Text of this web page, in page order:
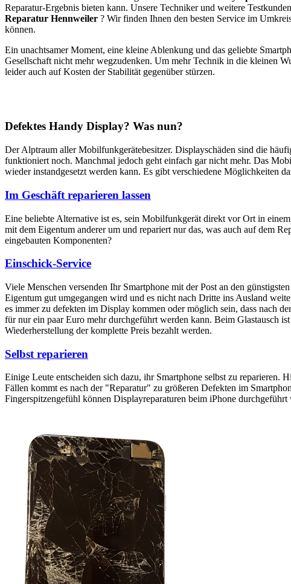
Reparatur-Ergebnis bieten kann. Unsere Techniker und weitere
Reparatur Hennweiler ? Wir finden Ihnen den besten Service im
können.
Ein unachtsamer Moment, eine kleine Ablenkung und das geliebte
Gesellschaft nicht mehr wegzudenken. Um mehr Technik in die kleinen
leider auch auf Kosten der Stabilität gegenüber stürzen.
Defektes Handy Display? Was nun?
Der Alptraum aller Mobilfunkgerätebesitzer. Displayschäden sind die
funktioniert noch. Manchmal jedoch geht einfach gar nicht mehr. Das
wieder instandgesetzt werden kann. Es gibt verschiedene Möglichkeiten
Im Geschäft reparieren lassen
Eine beliebte Alternative ist es, sein Mobilfunkgerät direkt vor Ort in
mit dem Eigentum anderer um und repariert nur das, was auch auf dem
eingebauten Komponenten?
Einschick-Service
Viele Menschen versenden Ihr Smartphone mit der Post an den
Eigentum gut umgegangen wird und es nicht nach Dritte ins Ausland
es immer zu defekten im Display kommen oder möglich sein, dass nach
für nur ein paar Euro mehr durchgeführt werden kann. Beim Glastausch
Wiederherstellung der komplette Preis bezahlt werden.
Selbst reparieren
Einige Leute entscheiden sich dazu, ihr Smartphone selbst zu reparieren.
Fällen kommt es nach der "Reparatur" zu größeren Defekten im
Fingerspitzengefühl können Displayreparaturen beim iPhone